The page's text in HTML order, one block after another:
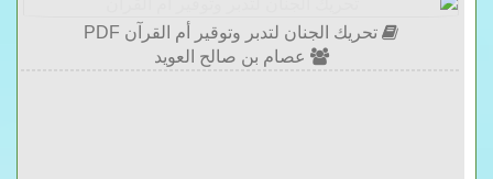
تحريك الجنان لتدبر وتوقير أم القرآن PDF
عصام بن صالح العويد